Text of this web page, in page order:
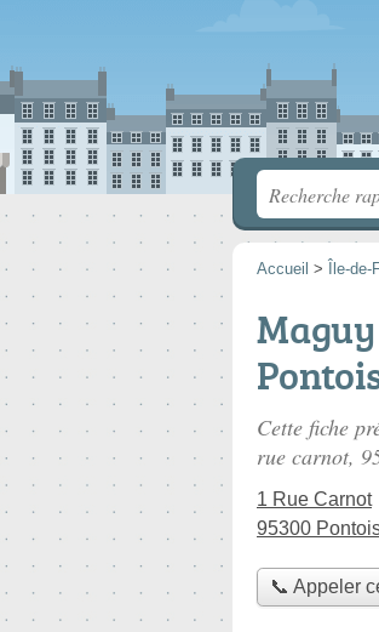
Accueil > Île-
Cette fiche
rue carnot,
1 Rue Carnot
95300
📞 Appeler